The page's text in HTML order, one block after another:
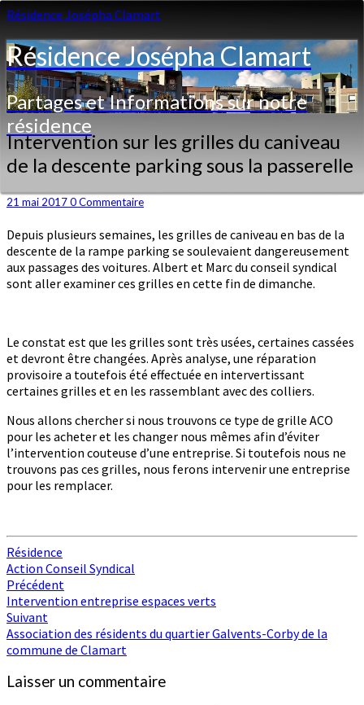
Résidence Josépha Clamart
Résidence Josépha Clamart
Partages et Informations sur notre
résidence
Intervention
sur
les
du
de
la
descente
parking
Intervention sur les grilles du caniveau
de la descente parking sous la passerelle
21 mai 2017Commentaires
0 Commentaire
Depuis plusieurs semaines, les grilles de caniveau en bas de la
descente de la rampe parking se soulevaient dangereusement
aux passages des voitures. Albert et Marc du conseil syndical
sont aller examiner ces grilles en cette fin de dimanche.
Le constat est que les grilles sont très usées, certaines cassées
et devront être changées. Après analyse, une réparation
provisoire a toutefois été effectuée en intervertissant
certaines grilles et en les rassemblant avec des colliers.
Nous allons chercher si nous trouvons ce type de grille ACO
pour les acheter et les changer nous mêmes afin d’éviter
l’intervention couteuse d’une entreprise. Si toutefois nous ne
trouvons pas ces grilles, nous ferons intervenir une entreprise
pour les remplacer.
Résidence
Action Conseil Syndical
Navigation
d'article
Précédent
Intervention entreprise espaces verts
Suivant
Association des résidents du quartier Galvents-Corby de la
commune de Clamart
Laisser un commentaire